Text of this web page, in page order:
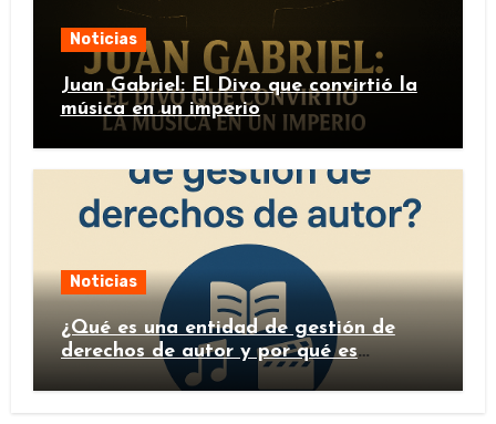
Noticias
Juan Gabriel: El Divo que convirtió la
música en un imperio
Noticias
¿Qué es una entidad de gestión de
derechos de autor y por qué es
importante?